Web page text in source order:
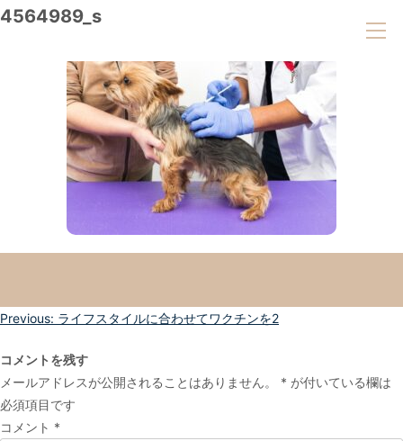
4564989_s
投
ナ
ビ
ゲ
ー
Previous: ライフスタイルに合わせてワクチンを2
コメントを残す
メールアドレスが公開されることはありません。
* が付いている欄は
必須項目です
コメント *